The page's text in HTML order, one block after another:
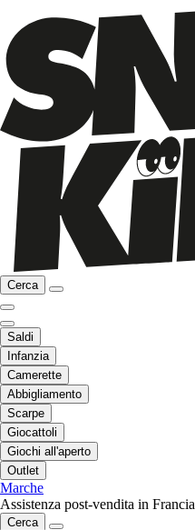
Cerca
Saldi
Infanzia
Camerette
Abbigliamento
Scarpe
Giocattoli
Giochi all'aperto
Outlet
Marche
Assistenza post-vendita in Francia
Cerca